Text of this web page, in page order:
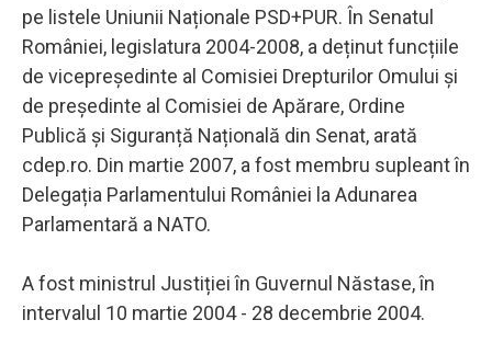
pe listele Uniunii Naționale PSD+PUR. În Senatul
României, legislatura 2004-2008, a deținut funcțiile
de vicepreședinte al Comisiei Drepturilor Omului și
de președinte al Comisiei de Apărare, Ordine
Publică și Siguranță Națională din Senat, arată
cdep.ro. Din martie 2007, a fost membru supleant în
Delegația Parlamentului României la Adunarea
Parlamentară a NATO.
A fost ministrul Justiției în Guvernul Năstase, în
intervalul 10 martie 2004 - 28 decembrie 2004.